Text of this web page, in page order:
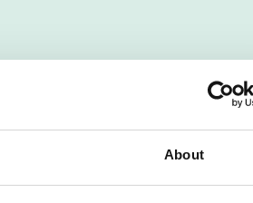
About
verkligen ditt intresse.
uppdrag. Tillsammans